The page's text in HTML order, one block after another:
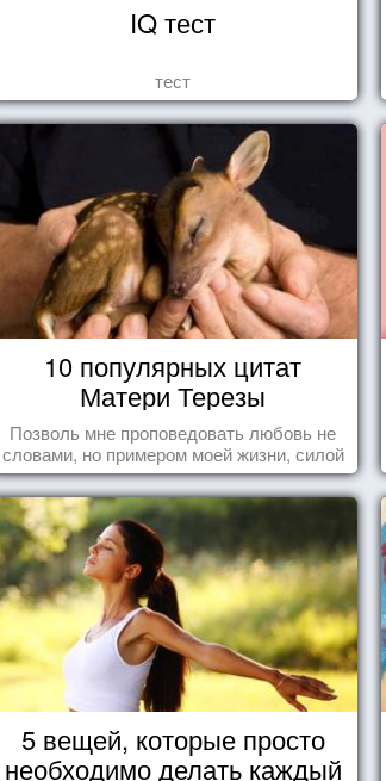
IQ тест
тест
10 популярных цитат
Матери Терезы
Позволь мне проповедовать любовь не
словами, но примером моей жизни, силой
влечения, воодушевляющим влиянием ...
5 вещей, которые просто
необходимо делать каждый